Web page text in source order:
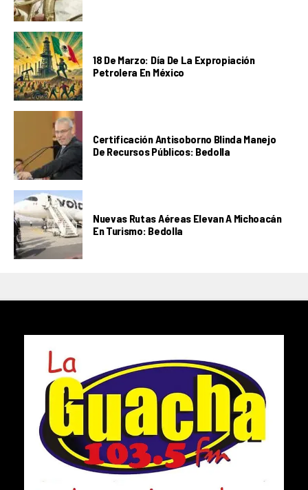
18 De Marzo: Día De La Expropiación
Petrolera En México
Certificación Antisoborno Blinda Manejo
De Recursos Públicos: Bedolla
Nuevas Rutas Aéreas Elevan A Michoacán
En Turismo: Bedolla